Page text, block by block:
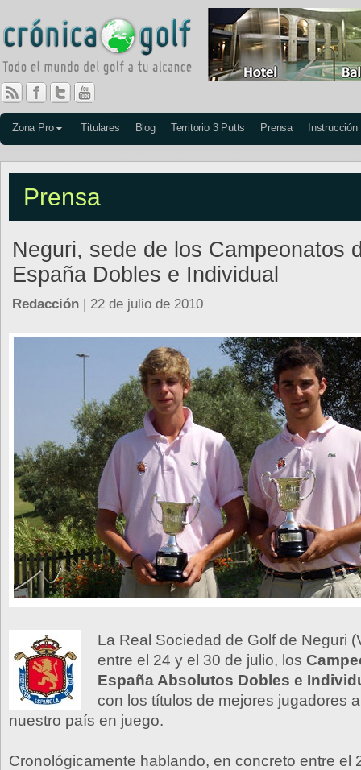
Zona Pro Titulares Blog Territorio 3 Putts Prensa Instrucción
Prensa
Neguri, sede de los Campeonatos
España Dobles e Individual
Redacción | 22 de julio de 2010
La Real Sociedad de Golf de Neguri
entre el 24 y el 30 de julio, los
España Absolutos Dobles e
con los títulos de mejores jugadores
nuestro país en juego.
Cronológicamente hablando, en concreto entre el